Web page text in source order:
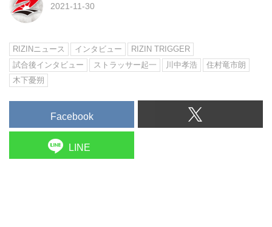
2021-11-30
RIZINニュース インタビュー
RIZIN TRIGGER
試合後インタビュー
ストラッサー起一 川中孝浩
住村竜市朗
木下憂朔
Facebook
LINE